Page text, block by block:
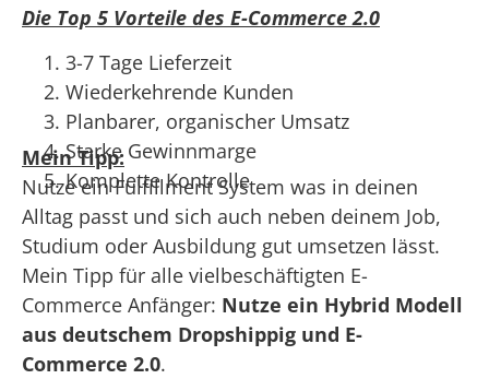
Die Top 5 Vorteile des E-Commerce 2.0
3-7 Tage Lieferzeit
Wiederkehrende Kunden
Planbarer, organischer Umsatz
Starke Gewinnmarge
Komplette Kontrolle
Mein Tipp:
Nutze ein Fulfillment System was in deinen
Alltag passt und sich auch neben deinem Job,
Studium oder Ausbildung gut umsetzen lässt.
Mein Tipp für alle vielbeschäftigten E-
Commerce Anfänger: Nutze ein Hybrid Modell
aus deutschem Dropshippig und E-
Commerce 2.0.